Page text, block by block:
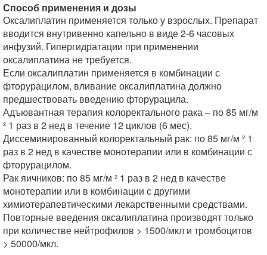
Способ применения и дозы
Оксалиплатин применяется только у взрослых. Препарат
вводится внутривенно капельно в виде 2-6 часовых
инфузий. Гипергидратации при применении
оксалиплатина не требуется.
Если оксалиплатин применяется в комбинации с
фторурацилом, вливание оксалиплатина должно
предшествовать введению фторурацила.
Адъювантная терапия колоректального рака – по 85 мг/м
² 1 раз в 2 нед в течение 12 циклов (6 мес).
Диссеминированный колоректальный рак: по 85 мг/м ² 1
раз в 2 нед в качестве монотерапии или в комбинации с
фторурацилом.
Рак яичников: по 85 мг/м ² 1 раз в 2 нед в качестве
монотерапии или в комбинации с другими
химиотерапевтическими лекарственными средствами.
Повторные введения оксалиплатина производят только
при количестве нейтрофилов > 1500/мкл и тромбоцитов
> 50000/мкл.